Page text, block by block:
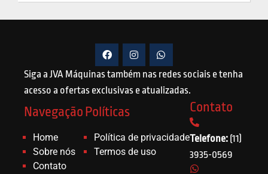
Siga a JVA Máquinas também nas redes sociais e tenha
acesso a ofertas exclusivas e atualizadas.
Navegação
Home
Sobre nós
Contato
Políticas
Política de privacidade
Termos de uso
Contato
Telefone: (11)
3935-0569